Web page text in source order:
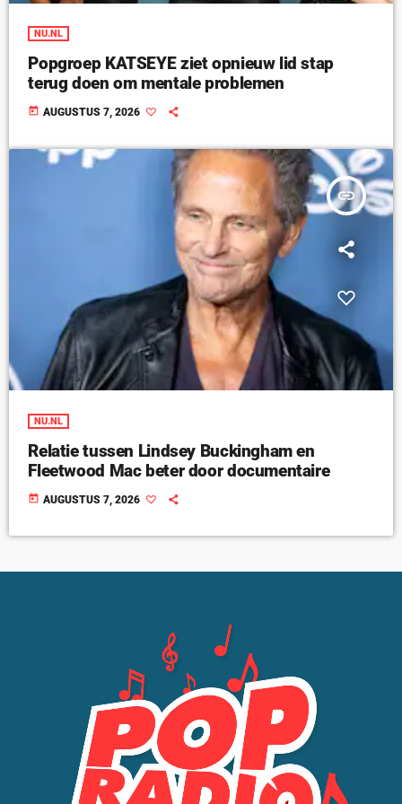
NU.NL
Popgroep KATSEYE ziet opnieuw lid stap
terug doen om mentale problemen
today AUGUSTUS 7, 2026
insert_link
NU.NL
Relatie tussen Lindsey Buckingham en
Fleetwood Mac beter door documentaire
today AUGUSTUS 7, 2026